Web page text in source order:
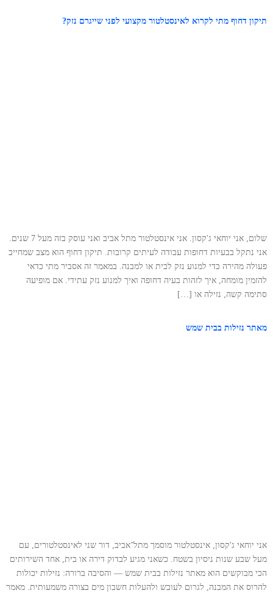
תיקון דחוף מתי לקרוא לאינסטלטור מקצועי לפני שייגרם נזק?
שלום, אני יוחאי ג'קסון. אני אינסטלטור מתל אביב ואני עוסק בזה מעל 7 שנים.
אני נתקל בבעיות דחופות עבודה לעיתים קרובות. תיקון דחוף הוא מצב שמחייב
פעולה מהירה כדי למנוע נזק לבית או למבנה. במאמר זה אסביר מתי כדאי
להזמין מומחה, איך לזהות בעיה דחופה ואיך למנוע נזק עתידי. אם מופיעה
סתימה קשה, נזילה או […]
מאתר נזילות בבית שמש
אני יוחאי ג'קסון, אינסטלטור מוסמך מתל־אביב, דור שני לאינסטלטורים, עם
מעל שבע שנות ניסיון בשטח. כשאני מגיע לבדוק דירה או בית, אחד השירותים
הכי מבוקשים הוא מאתר נזילות בבית שמש — והסיבה ברורה: נזילות יכולות
להרוס את המבנה, לגרום לעובש ולהעלות חשבון מים בצורה משמעותית. מאמר